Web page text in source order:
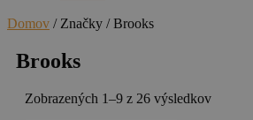
Domov / Značky / Brooks
Brooks
Zobrazených 1–9 z 26 výsledkov